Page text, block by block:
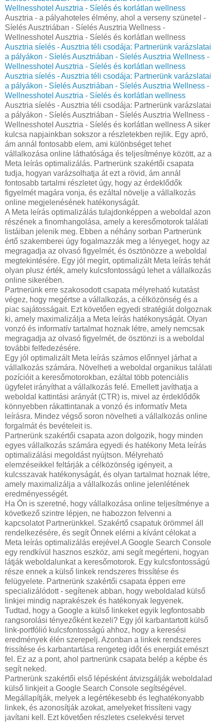
Wellnesshotel Ausztria - Síelés és korlátlan wellness
Ausztria - a pályahoteles élmény, ahol a verseny szünetel -
Síelés Ausztriában - Síelés Ausztria Wellness -
Wellnesshotel Ausztria - Síelés és korlátlan wellness
Ausztria síelés - Ausztria téli csodája: Partnerünk varázslatai
a pályákon - Síelés Ausztriában - Síelés Ausztria Wellness -
Wellnesshotel Ausztria - Síelés és korlátlan wellness
Ausztria síelés - Ausztria téli csodája: Partnerünk varázslatai
a pályákon - Síelés Ausztriában - Síelés Ausztria Wellness -
Wellnesshotel Ausztria - Síelés és korlátlan wellness
Ausztria síelés - Ausztria téli csodája: Partnerünk varázslatai
a pályákon - Síelés Ausztriában - Síelés Ausztria Wellness -
Wellnesshotel Ausztria - Síelés és korlátlan wellness A siker
kulcsa napjainkban sokszor a részletekben rejlik. Egy apró,
ám annál fontosabb elem, ami különbséget tehet
vállalkozása online láthatósága és teljesítménye között, az a
Meta leírás optimalizálás. Partnerünk szakértői csapata
tudja, hogyan varázsolhatja át ezt a rövid, ám annál
fontosabb tartalmi részletet úgy, hogy az érdeklődők
figyelmét magára vonja, és ezáltal növelje a vállalkozás
online megjelenésének hatékonyságát.
A Meta leírás optimalizálás tulajdonképpen a weboldal azon
részének a finomhangolása, amely a keresőmotorok találati
listáiban jelenik meg. Ebben a néhány sorban Partnerünk
értő szakemberei úgy fogalmazzák meg a lényeget, hogy az
megragadja az olvasó figyelmét, és ösztönözze a weboldal
megtekintésére. Egy jól megírt, optimalizált Meta leírás tehát
olyan plusz érték, amely kulcsfontosságú lehet a vállalkozás
online sikerében.
Partnerünk erre szakosodott csapata mélyreható kutatást
végez, hogy megértse a vállalkozás, a célközönség és a
piac sajátosságait. Ezt követően egyedi stratégiát dolgoznak
ki, amely maximalizálja a Meta leírás hatékonyságát. Olyan
vonzó és informatív tartalmat hoznak létre, amely nemcsak
megragadja az olvasó figyelmét, de ösztönzi is a weboldal
további felfedezésére.
Egy jól optimalizált Meta leírás számos előnnyel járhat a
vállalkozás számára. Növelheti a weboldal organikus találati
pozícióit a keresőmotorokban, ezáltal több potenciális
ügyfelet irányíthat a vállalkozás felé. Emellett javíthatja a
weboldal kattintási arányát (CTR) is, mivel az érdeklődők
könnyebben rákattintanak a vonzó és informatív Meta
leírásra. Mindez végső soron növelheti a vállalkozás online
forgalmát és bevételeit is.
Partnerünk szakértői csapata azon dolgozik, hogy minden
egyes vállalkozás számára egyedi és hatékony Meta leírás
optimalizálási megoldást nyújtson. Mélyreható
elemzéseikkel feltárják a célközönség igényeit, a
kulcsszavak hatékonyságát, és olyan tartalmat hoznak létre,
amely maximalizálja a vállalkozás online jelenlétének
eredményességét.
Ha Ön is szeretné, hogy vállalkozása online teljesítménye a
következő szintre lépjen, ne habozzon felvenni a
kapcsolatot Partnerünkkel. Szakértő csapatuk örömmel áll
rendelkezésére, és segít Önnek elérni a kívánt célokat a
Meta leírás optimalizálás erejével.A Google Search Console
egy rendkívül hasznos eszköz, ami segít megérteni, hogyan
látják weboldalunkat a keresőmotorok. Egy kulcsfontosságú
része ennek a külső linkek rendszeres frissítése és
felügyelete. Partnerünk szakértői csapata éppen erre
specializálódott - segítenek abban, hogy weboldalad külső
linkjei mindig naprakészek és hatékonyak legyenek.
Tudtad, hogy a Google a külső linkeket egyik legfontosabb
rangsorolási tényezőként kezeli? Egy jól karbantartott külső
link-portfólió kulcsfontosságú ahhoz, hogy a keresési
eredmények élén szerepelj. Azonban a linkek rendszeres
frissítése és karbantartása rengeteg időt és energiát emészt
fel. Ez az a pont, ahol partnerünk csapata belép a képbe és
segít neked.
Partnerünk szakértői első lépésként átvizsgálják weboldalad
külső linkjeit a Google Search Console segítségével.
Megállapítják, melyek a legértékesebb és leghatékonyabb
linkek, és azonosítják azokat, amelyeket frissíteni vagy
javítani kell. Ezt követően részletes cselekvési tervet